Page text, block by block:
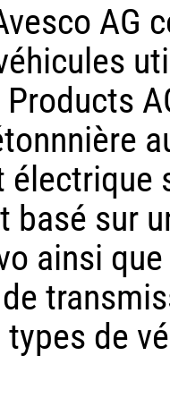
AG
électrique
basé sur
ainsi
types de